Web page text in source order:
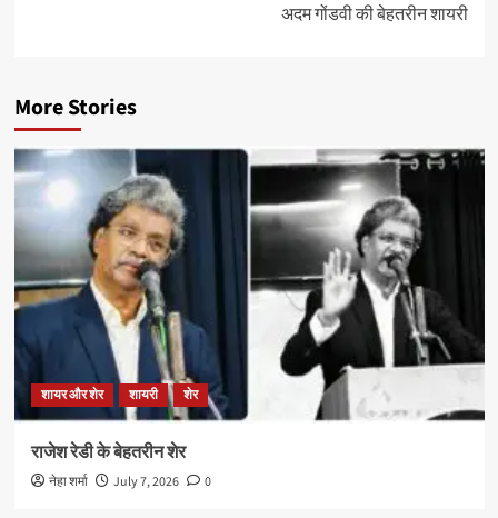
अदम गोंडवी की बेहतरीन शायरी
More Stories
शायर और शेर शायरी शेर
राजेश रेडी के बेहतरीन शेर
नेहा शर्मा July 7, 2026 0